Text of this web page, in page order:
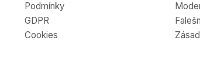
Podmínky
GDPR
Cookies